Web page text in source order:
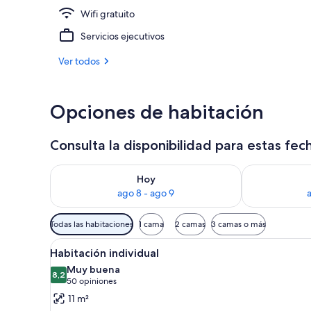
Wifi gratuito
Servicios ejecutivos
Ver todos
Opciones de habitación
Consulta la disponibilidad para estas
Hoy
ago 8 - ago 9
Consulta la disponibilidad para hoy ago 8 - ago 9
Consulta la
Filtros
disponibles
para
las
habitaciones
Todas las habitaciones 1 cama 2 camas 3 camas o más
Ver
todas
las
fotos
Una habitación pequeña y
8
Habitación individual
8,28,2 de 10
Muy buena
50 opiniones
(50
opiniones)
11 m²